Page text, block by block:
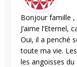
Bonjour famille ,
J’aime
Oui, il a penché
toute ma vie.
les angoisses